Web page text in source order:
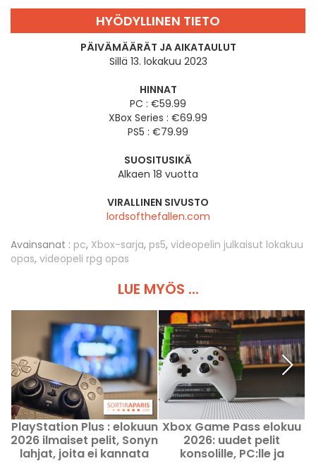
HYÖDYLLINEN TIETO
PÄIVÄMÄÄRÄT JA AIKATAULUT
Sillä 13. lokakuu 2023
HINNAT
PC : €59.99
XBox Series : €69.99
PS5 : €79.99
SUOSITUSIKÄ
Alkaen 18 vuotta
VIRALLINEN SIVUSTO
lordsofthefallen.com
Avainsanat : pc, Xbox-sarja, ps5, videopelin julkaisut lokakuu
opas, videopeli rpg opas
LUE MYÖS ...
PlayStation Plus : elokuun
2026 ilmaiset pelit, Sonyn
lahjat, joita ei kannata
Xbox Game Pass elokuu
2026: uudet pelit
konsolille, PC:lle ja